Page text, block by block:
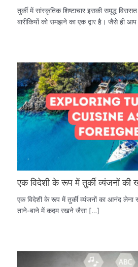
तुर्की में सांस्कृतिक शिष्टाचार इसकी समृद्ध
बारीकियों को समझने का एक द्वार है। जैसे ही
एक विदेशी के रूप में तुर्की व्यंजनों की
एक विदेशी के रूप में तुर्की व्यंजनों का आनंद लेना
ताने-बाने में कदम रखने जैसा […]